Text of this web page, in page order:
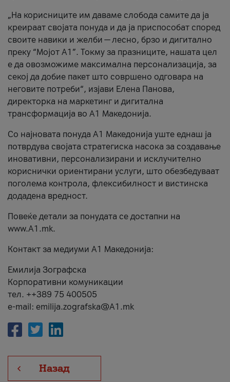
„На корисниците им даваме слобода самите да ја
креираат својата понуда и да ја приспособат според
своите навики и желби — лесно, брзо и дигитално
преку “Мојот А1”. Токму за празниците, нашата цел
е да овозможиме максимална персонализација, за
секој да добие пакет што совршено одговара на
неговите потреби“, изјави Елена Панова,
директорка на маркетинг и дигитална
трансформација во А1 Македонија.
Со најновата понуда А1 Македонија уште еднаш ја
потврдува својата стратегиска насока за создавање
иновативни, персонализирани и исклучително
кориснички ориентирани услуги, што обезбедуваат
поголема контрола, флексибилност и вистинска
додадена вредност.
Повеќе детали за понудата се достапни на
www.А1.mk.
Контакт за медиуми А1 Македонија:
Емилија Зографска
Корпоративни комуникации
тел. ++389 75 400505
e-mail: emilija.zografska@A1.mk
Назад